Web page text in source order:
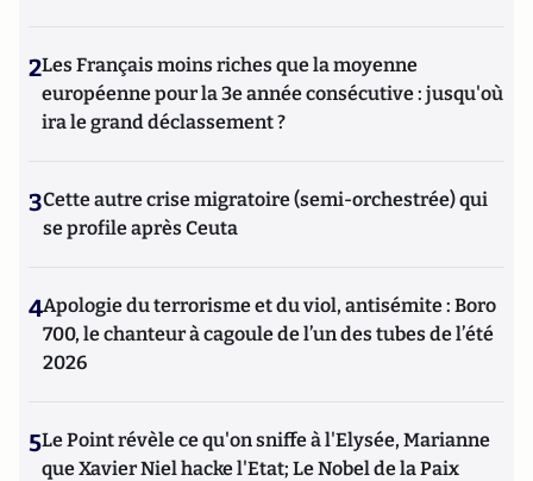
2Les Français moins riches que la moyenne
européenne pour la 3e année consécutive : jusqu'où
ira le grand déclassement ?
3Cette autre crise migratoire (semi-orchestrée) qui
se profile après Ceuta
4Apologie du terrorisme et du viol, antisémite : Boro
700, le chanteur à cagoule de l’un des tubes de l’été
2026
5Le Point révèle ce qu'on sniffe à l'Elysée, Marianne
que Xavier Niel hacke l'Etat; Le Nobel de la Paix